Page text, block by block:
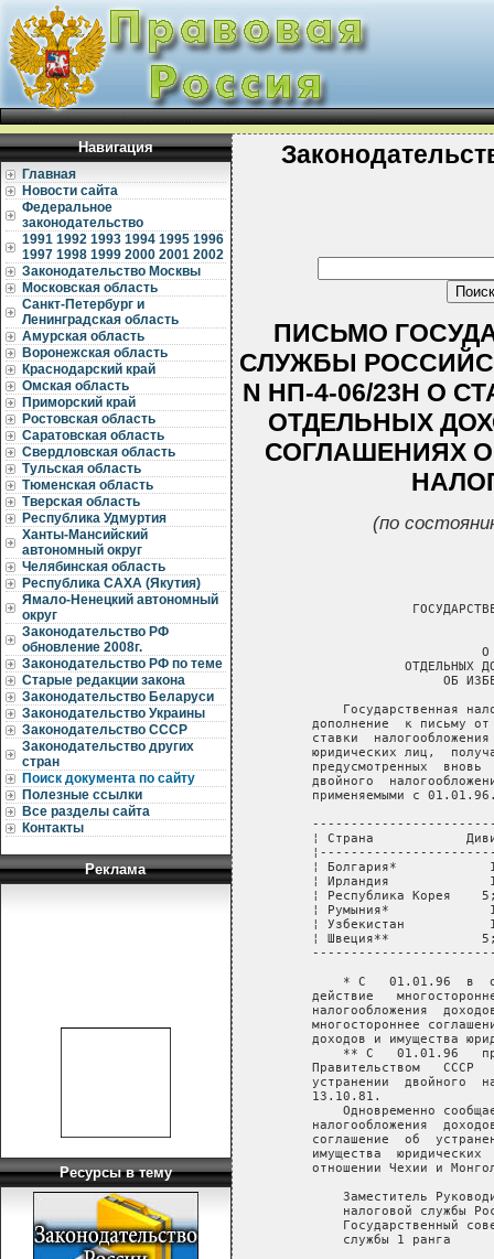
Навигация
Главная
Новости сайта
Федеральное
законодательство
1991 1992 1993 1994 1995 1996
1997 1998 1999 2000 2001 2002
Законодательство Москвы
Московская область
Санкт-Петербург и
Ленинградская область
Амурская область
Воронежская область
Краснодарский край
Омская область
Приморский край
Ростовская область
Саратовская область
Свердловская область
Тульская область
Тюменская область
Тверская область
Республика Удмуртия
Ханты-Мансийский
автономный округ
Челябинская область
Республика САХА (Якутия)
Ямало-Ненецкий автономный
округ
Законодательство РФ
обновление 2008г.
Законодательство РФ по теме
Старые редакции закона
Законодательство Беларуси
Законодательство Украины
Законодательство СССР
Законодательство других
стран
Поиск документа по сайту
Полезные ссылки
Все разделы сайта
Контакты
Реклама
Ресурсы в тему
ПИСЬМО
СЛУЖБЫ
N НП-4-06/23Н О
ОТДЕЛЬНЫХ
СОГЛАШЕНИЯХ
(по
ОТДЕЛЬНЫХ
ОБ
Государственная
дополнение  к письму
ставки
юридических лиц,
предусмотренных  вновь
двойного
применяемыми с
¦ Страна
¦ Болгария*
¦ Ирландия
¦ Республика Корея
¦ Румыния*
¦ Узбекистан
¦ Швеция**
* С   01.01.96  в
действие
налогообложения
многостороннее
доходов и имущества
** С   01.01.96
Правительством   СССР
устранении  двойного
    13.10.81.
Одновременно
налогообложения
соглашение  об
имущества  юридических
отношении Чехии и
Заместитель
налоговой службы
Государственный
службы 1 ранга